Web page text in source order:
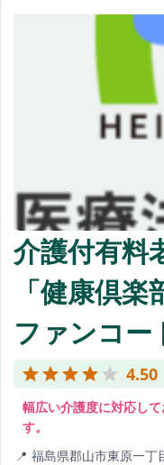
介護付有料
「健康倶
ファンコー
4.50
幅広い介護度に対応し
す。
福島県郡山市東原一丁